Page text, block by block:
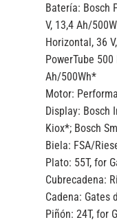
Batería: Bosch
V, 13,4 Ah/
Horizontal, 36
PowerTube
Ah/500Wh*
Motor:
Display: Bosch
Kiox*; Bosch
Biela: FSA/
Plato: 55T, for
Cubrecadena:
Cadena: Gates
Piñón:24T, for